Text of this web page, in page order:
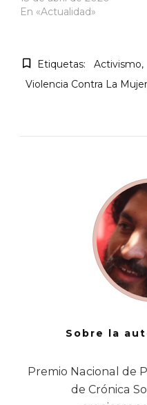
En «Actualidad»
Etiquetas: Activismo
Violencia Contra La Mujer
Sobre la
Premio Nacional de
de Crónica